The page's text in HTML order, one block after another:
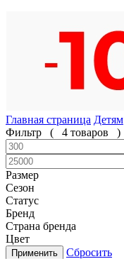
Главная страница Детям
Фильтр
( 4 товаров )
Размер
Сезон
Статус
Бренд
Страна бренда
Цвет
Сбросить